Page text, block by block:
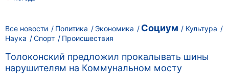
Все новости Политика Экономика Социум
Культура
Наука
Спорт Происшествия
Толоконский предложил прокалывать шины
нарушителям на Коммунальном мосту